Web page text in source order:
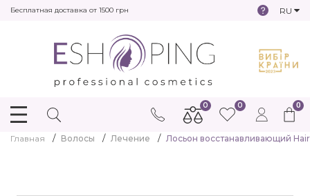
Бесплатная доставка от 1500 грн RU
0
0 0
Главная Волосы Лечение Лосьон восстанавливающий